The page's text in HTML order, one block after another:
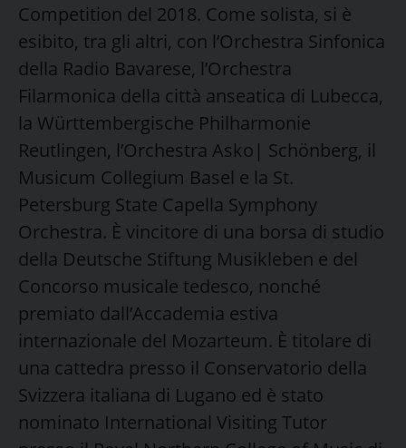
Competition del 2018. Come solista, si è
esibito, tra gli altri, con l’Orchestra Sinfonica
della Radio Bavarese, l’Orchestra
Filarmonica della città anseatica di Lubecca,
la Württembergische Philharmonie
Reutlingen, l’Orchestra Asko| Schönberg, il
Musicum Collegium Basel e la St.
Petersburg State Capella Symphony
Orchestra. È vincitore di una borsa di studio
della Deutsche Stiftung Musikleben e del
Concorso musicale tedesco, nonché
premiato dall’Accademia estiva
internazionale del Mozarteum. È titolare di
una cattedra presso il Conservatorio della
Svizzera italiana di Lugano ed è stato
nominato International Visiting Tutor